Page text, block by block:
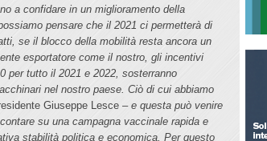
a confidare in un miglioramento della
pensare che il 2021 ci permetterà di
se il blocco della mobilità resta ancora un
esportatore come il nostro, gli incentivi
per tutto il 2021 e 2022, sosterranno
nel nostro paese. Ciò di cui abbiamo
Giuseppe Lesce –e questa può venire
su una campagna vaccinale rapida e
stabilità politica e economica. Per questo